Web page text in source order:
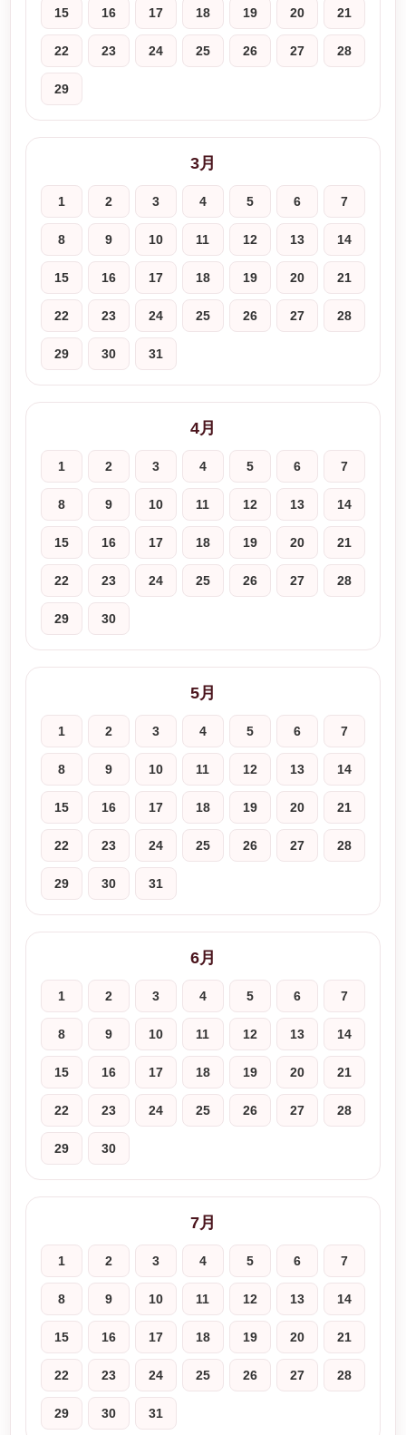
15 16 17 18 19 20 21
22 23 24 25 26 27 28
29
3月
1 2 3 4 5 6 7
8 9 10 11 12 13 14
15 16 17 18 19 20 21
22 23 24 25 26 27 28
29 30 31
4月
1 2 3 4 5 6 7
8 9 10 11 12 13 14
15 16 17 18 19 20 21
22 23 24 25 26 27 28
29 30
5月
1 2 3 4 5 6 7
8 9 10 11 12 13 14
15 16 17 18 19 20 21
22 23 24 25 26 27 28
29 30 31
6月
1 2 3 4 5 6 7
8 9 10 11 12 13 14
15 16 17 18 19 20 21
22 23 24 25 26 27 28
29 30
7月
1 2 3 4 5 6 7
8 9 10 11 12 13 14
15 16 17 18 19 20 21
22 23 24 25 26 27 28
29 30 31